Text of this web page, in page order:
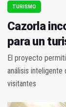
TURISMO
Cazorla
para un
El proyecto
análisis
visitantes